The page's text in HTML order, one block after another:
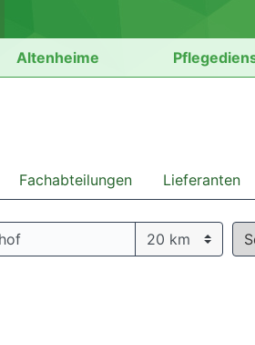
Altenheime
Fachabteilungen Lieferanten